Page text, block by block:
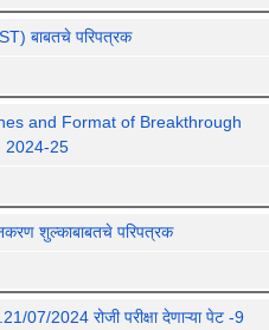
बाबतचे परिपत्रक
and Format of Breakthrough
2024-25
शुल्काबाबतचे परिपत्रक
07/2024 रोजी परीक्षा देणाऱ्या पेट -9